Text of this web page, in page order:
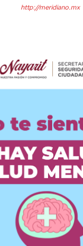
http://meridiano.mx